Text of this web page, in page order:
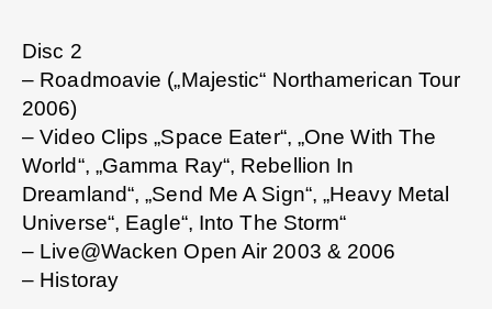
Disc 2
– Roadmoavie („Majestic“ Northamerican Tour
2006)
– Video Clips „Space Eater“, „One With The
World“, „Gamma Ray“, Rebellion In
Dreamland“, „Send Me A Sign“, „Heavy Metal
Universe“, Eagle“, Into The Storm“
– Live@Wacken Open Air 2003 & 2006
– Historay